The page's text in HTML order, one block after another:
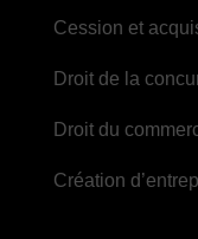
Cession et
Droit de la
Droit du
Création